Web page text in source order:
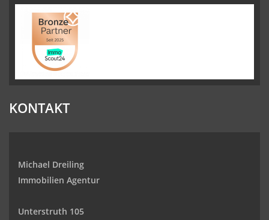
KONTAKT
Michael Dreiling
Immobilien Agentur
Unterstruth 105